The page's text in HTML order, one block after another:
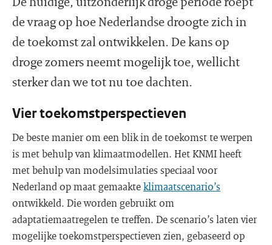
de vraag op hoe Nederlandse droogte zich in
de toekomst zal ontwikkelen. De kans op
droge zomers neemt mogelijk toe, wellicht
sterker dan we tot nu toe dachten.
Vier toekomstperspectieven
De beste manier om een blik in de toekomst te werpen
is met behulp van klimaatmodellen. Het KNMI heeft
met behulp van modelsimulaties speciaal voor
Nederland op maat gemaakteklimaatscenario’s
ontwikkeld. Die worden gebruikt om
adaptatiemaatregelen te treffen. De scenario’s laten vier
mogelijke toekomstperspectieven zien, gebaseerd op